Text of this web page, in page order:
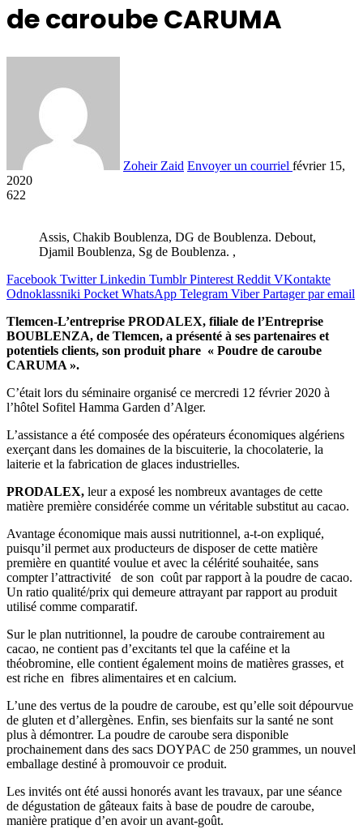
de caroube CARUMA
Zoheir Zaid Envoyer un courriel février 15,
2020
622
Assis, Chakib Boublenza, DG de Boublenza. Debout,
Djamil Boublenza, Sg de Boublenza. ,
Facebook Twitter Linkedin Tumblr Pinterest Reddit VKontakte
Odnoklassniki Pocket WhatsApp Telegram Viber Partager par email
Tlemcen-L’entreprise PRODALEX, filiale de l’Entreprise
BOUBLENZA, de Tlemcen, a présenté à ses partenaires et
potentiels clients, son produit phare « Poudre de caroube
CARUMA ».
C’était lors du séminaire organisé ce mercredi 12 février 2020 à
l’hôtel Sofitel Hamma Garden d’Alger.
L’assistance a été composée des opérateurs économiques algériens
exerçant dans les domaines de la biscuiterie, la chocolaterie, la
laiterie et la fabrication de glaces industrielles.
PRODALEX, leur a exposé les nombreux avantages de cette
matière première considérée comme un véritable substitut au cacao.
Avantage économique mais aussi nutritionnel, a-t-on expliqué,
puisqu’il permet aux producteurs de disposer de cette matière
première en quantité voulue et avec la célérité souhaitée, sans
compter l’attractivité de son coût par rapport à la poudre de cacao.
Un ratio qualité/prix qui demeure attrayant par rapport au produit
utilisé comme comparatif.
Sur le plan nutritionnel, la poudre de caroube contrairement au
cacao, ne contient pas d’excitants tel que la caféine et la
théobromine, elle contient également moins de matières grasses, et
est riche en fibres alimentaires et en calcium.
L’une des vertus de la poudre de caroube, est qu’elle soit dépourvue
de gluten et d’allergènes. Enfin, ses bienfaits sur la santé ne sont
plus à démontrer. La poudre de caroube sera disponible
prochainement dans des sacs DOYPAC de 250 grammes, un nouvel
emballage destiné à promouvoir ce produit.
Les invités ont été aussi honorés avant les travaux, par une séance
de dégustation de gâteaux faits à base de poudre de caroube,
manière pratique d’en avoir un avant-goût.